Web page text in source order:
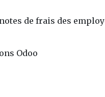
de frais des
Odoo